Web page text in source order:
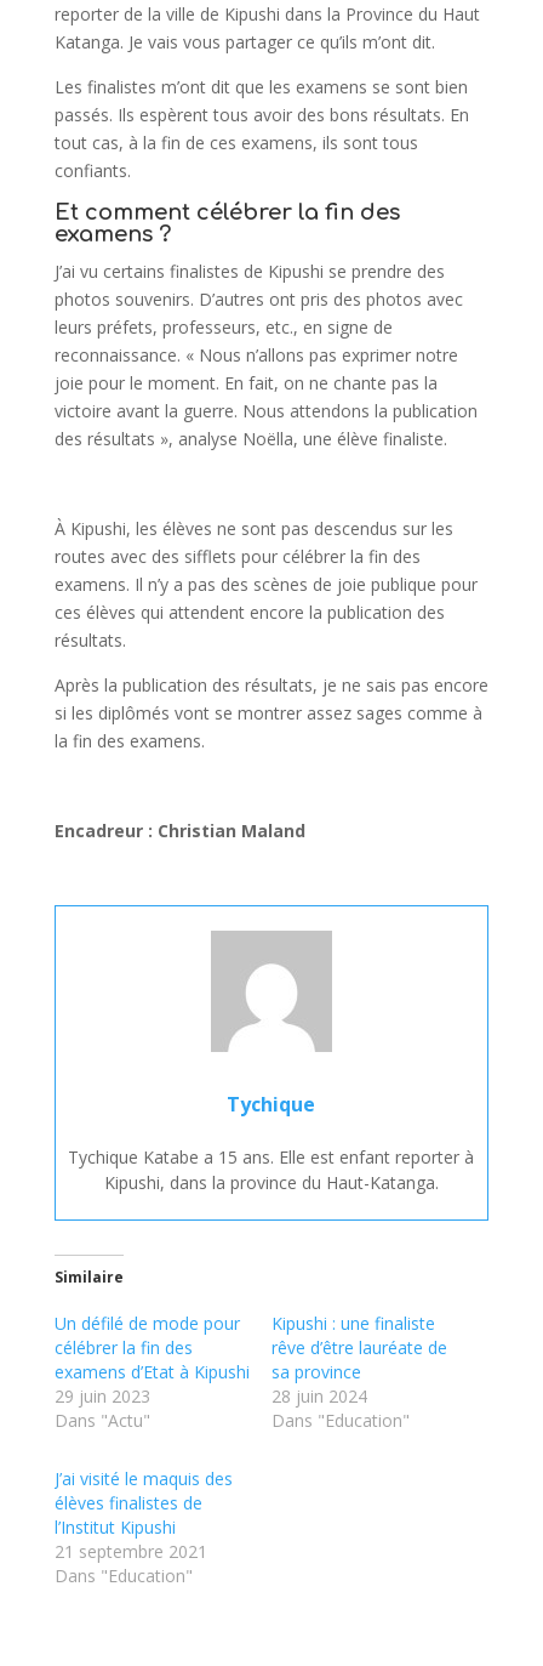
reporter de la ville de Kipushi dans la Province du Haut
Katanga. Je vais vous partager ce qu’ils m’ont dit.
Les finalistes m’ont dit que les examens se sont bien
passés. Ils espèrent tous avoir des bons résultats. En
tout cas, à la fin de ces examens, ils sont tous
confiants.
Et comment célébrer la fin des
examens ?
J’ai vu certains finalistes de Kipushi se prendre des
photos souvenirs. D’autres ont pris des photos avec
leurs préfets, professeurs, etc., en signe de
reconnaissance. « Nous n’allons pas exprimer notre
joie pour le moment. En fait, on ne chante pas la
victoire avant la guerre. Nous attendons la publication
des résultats », analyse Noëlla, une élève finaliste.
À Kipushi, les élèves ne sont pas descendus sur les
routes avec des sifflets pour célébrer la fin des
examens. Il n’y a pas des scènes de joie publique pour
ces élèves qui attendent encore la publication des
résultats.
Après la publication des résultats, je ne sais pas encore
si les diplômés vont se montrer assez sages comme à
la fin des examens.
Encadreur : Christian Maland
Tychique
Tychique Katabe a 15 ans. Elle est enfant reporter à
Kipushi, dans la province du Haut-Katanga.
Similaire
Un défilé de mode pour
célébrer la fin des
examens d’Etat à Kipushi
29 juin 2023
Dans "Actu"
Kipushi : une finaliste
rêve d’être lauréate de
sa province
28 juin 2024
Dans "Education"
J’ai visité le maquis des
élèves finalistes de
l’Institut Kipushi
21 septembre 2021
Dans "Education"